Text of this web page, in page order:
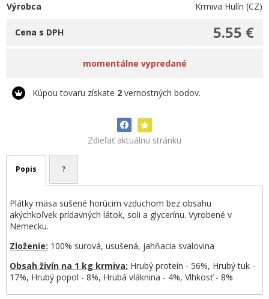
Výrobca
Krmiva Hulín (CZ)
5.55 €
Cena s DPH
momentálne vypredané
Kúpou tovaru získate 2 vernostných bodov.
Zdieľať aktuálnu stránku
Popis ?
Plátky mäsa sušené horúcim vzduchom bez obsahu
akýchkoľvek prídavných látok, soli a glycerínu. Vyrobené v
Nemecku.
Zloženie: 100% surová, usušená, jahňacia svalovina
Obsah živín na 1 kg krmiva: Hrubý proteín - 56%, Hrubý tuk -
17%, Hrubý popol - 8%, Hrubá vláknina - 4%, Vlhkosť - 8%